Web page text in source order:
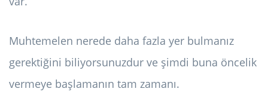
Muhtemelen nerede daha fazla yer bulmanız
gerektiğini biliyorsunuzdur ve şimdi buna öncelik
vermeye başlamanın tam zamanı.